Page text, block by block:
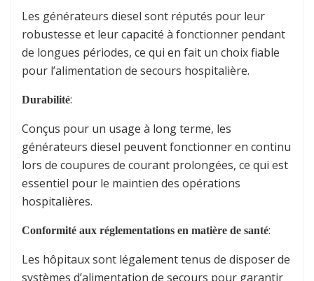
Les générateurs diesel sont réputés pour leur
robustesse et leur capacité à fonctionner pendant
de longues périodes, ce qui en fait un choix fiable
pour l’alimentation de secours hospitalière.
Durabilité:
Conçus pour un usage à long terme, les
générateurs diesel peuvent fonctionner en continu
lors de coupures de courant prolongées, ce qui est
essentiel pour le maintien des opérations
hospitalières.
Conformité aux réglementations en matière de santé:
Les hôpitaux sont légalement tenus de disposer de
systèmes d’alimentation de secours pour garantir